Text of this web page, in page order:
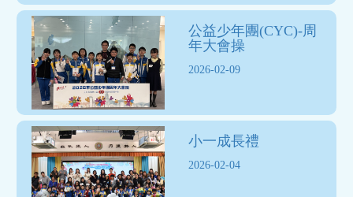
公益少年團(CYC)-周
年大會操
2026-02-09
小一成長禮
2026-02-04